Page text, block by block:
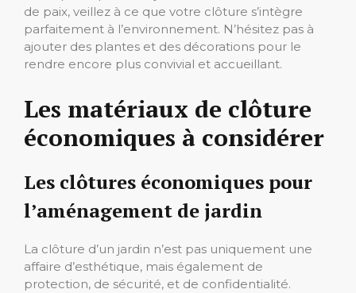
de paix, veillez à ce que votre clôture s’intègre
parfaitement à l’environnement. N’hésitez pas à
ajouter des plantes et des décorations pour le
rendre encore plus convivial et accueillant.
Les matériaux de clôture
économiques à considérer
Les clôtures économiques pour
l’aménagement de jardin
La clôture d’un jardin n’est pas uniquement une
affaire d’esthétique, mais également de
protection, de sécurité, et de confidentialité.